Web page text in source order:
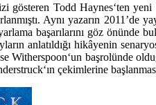
gösteren Todd Haynes‘ten
Aynı yazarın 2011’de
başarılarını göz önünde
anlatıldığı hikâyenin
Witherspoon‘un başrolünde
‘ın çekimlerine